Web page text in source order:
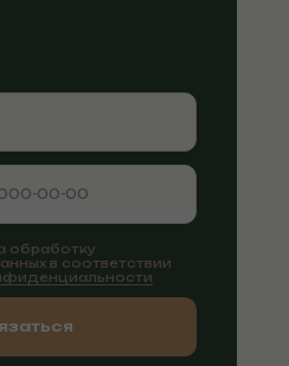
обработку
в соответствии